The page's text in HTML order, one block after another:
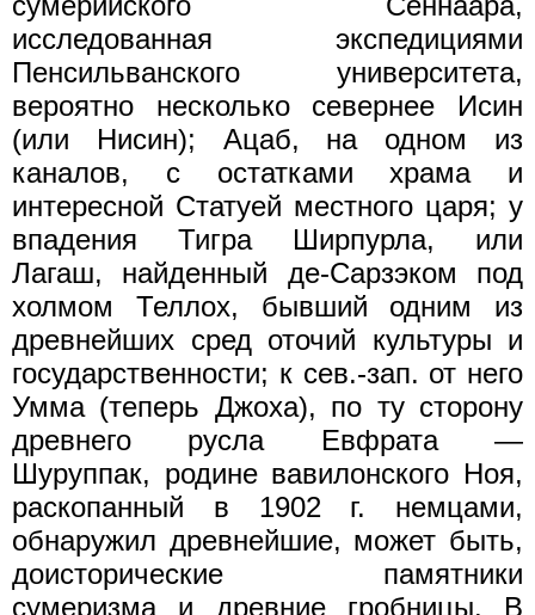
исследованная экспедициями
Пенсильванского университета,
вероятно несколько севернее Исин
(или Нисин); Ацаб, на одном из
каналов, с остатками храма и
интересной Статуей местного царя; у
впадения Тигра Ширпурла, или
Лагаш, найденный де-Сарзэком под
холмом Теллох, бывший одним из
древнейших сред оточий культуры и
государственности; к сев.-зап. от него
Умма (теперь Джоха), по ту сторону
древнего русла Евфрата —
Шуруппак, родине вавилонского Ноя,
раскопанный в 1902 г. немцами,
обнаружил древнейшие, может быть,
доисторические памятники
сумеризма и древние гробницы. В